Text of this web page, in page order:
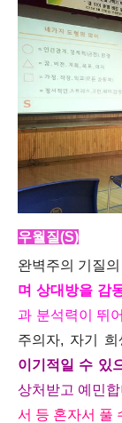
우월질(S)
완벽주의 기질
며 상대방을 감
과 분석력이 뛰
주의자, 자기 희
이기적일 수 있
상처받고 예민
서 등 혼자서 풀